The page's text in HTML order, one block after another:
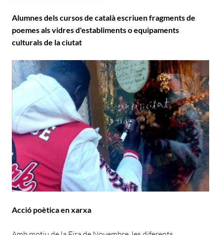
Alumnes dels cursos de català escriuen fragments de
poemes als vidres d'establiments o equipaments
culturals de la ciutat
Acció poètica en xarxa